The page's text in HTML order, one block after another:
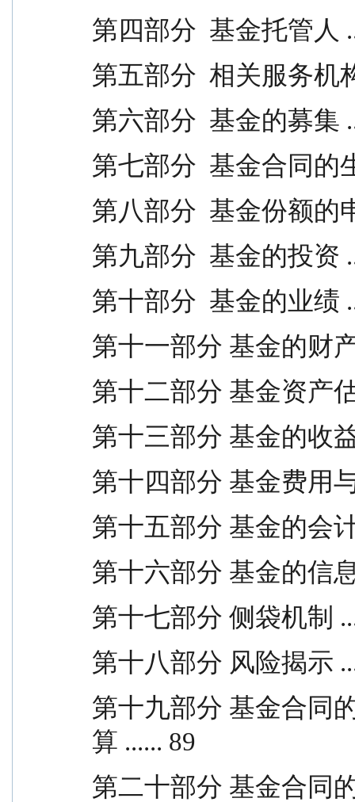
第四部分  基金托管人
第五部分  相关服务机
第六部分  基金的募集
第七部分  基金合同的
第八部分  基金份额的
第九部分  基金的投资
第十部分  基金的业绩
第十一部分 基金的财
第十二部分 基金资产
第十三部分 基金的收
第十四部分 基金费用
第十五部分 基金的会
第十六部分 基金的信
第十七部分 侧袋机制
第十八部分 风险揭示
第十九部分 基金合同
算 ...... 89
第二十部分 基金合同